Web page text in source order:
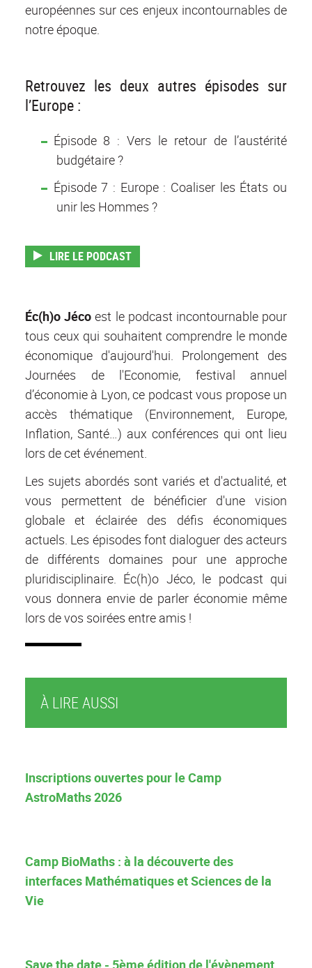
européennes sur ces enjeux incontournables de
notre époque.
Retrouvez les deux autres épisodes sur
l’Europe :
Épisode 8 : Vers le retour de l’austérité
budgétaire ?
Épisode 7 : Europe : Coaliser les États ou
unir les Hommes ?
LIRE LE PODCAST
Éc(h)o Jéco est le podcast incontournable pour
tous ceux qui souhaitent comprendre le monde
économique d'aujourd'hui. Prolongement des
Journées de l'Economie, festival annuel
d’économie à Lyon, ce podcast vous propose un
accès thématique (Environnement, Europe,
Inflation, Santé…) aux conférences qui ont lieu
lors de cet événement.
Les sujets abordés sont variés et d'actualité, et
vous permettent de bénéficier d'une vision
globale et éclairée des défis économiques
actuels. Les épisodes font dialoguer des acteurs
de différents domaines pour une approche
pluridisciplinaire. Éc(h)o Jéco, le podcast qui
vous donnera envie de parler économie même
lors de vos soirées entre amis !
À LIRE AUSSI
Inscriptions ouvertes pour le Camp
AstroMaths 2026
Camp BioMaths : à la découverte des
interfaces Mathématiques et Sciences de la
Vie
Save the date - 5ème édition de l'évènement